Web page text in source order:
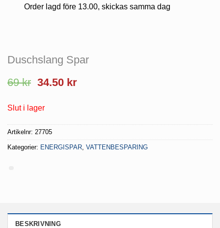
Order lagd före 13.00, skickas samma dag
Duschslang Spar
69kr Det
priset
var:
69 kr.
34.50 krDet
34.50 kr.
Slut i lager
Artikelnr: 27705
Kategorier: ENERGISPAR VATTENBESPARING
BESKRIVNING